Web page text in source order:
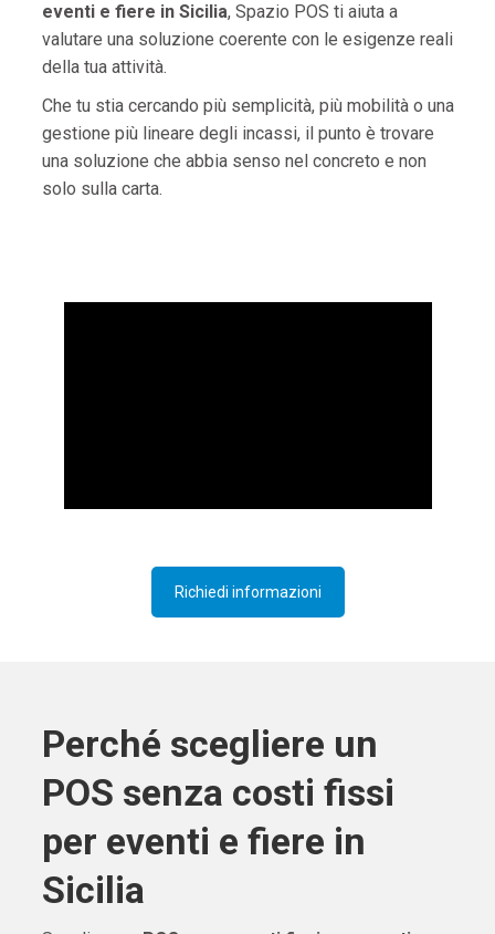
eventi e fiere in Sicilia, Spazio POS ti aiuta a
valutare una soluzione coerente con le esigenze reali
della tua attività.
Che tu stia cercando più semplicità, più mobilità o una
gestione più lineare degli incassi, il punto è trovare
una soluzione che abbia senso nel concreto e non
solo sulla carta.
Richiedi informazioni
Perché scegliere un
POS senza costi fissi
per eventi e fiere in
Sicilia